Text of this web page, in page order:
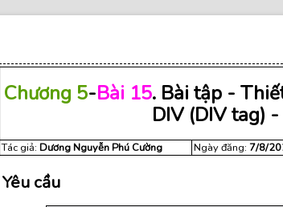
Chương 5-Bài 15. Bài tập -
DIV (DIV tag)
Tác giả: Dương Nguyễn Phú Cường Ngày đăng: 7/8/
Yêu cầu